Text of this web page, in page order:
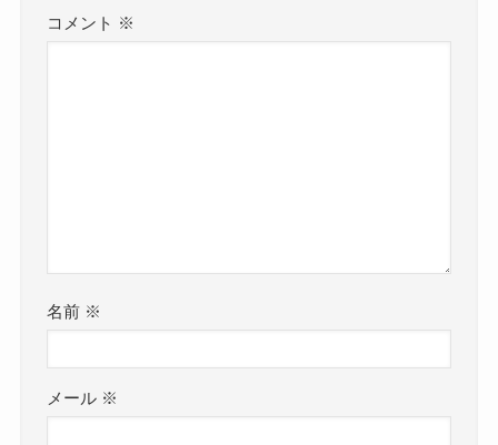
コメント ※
名前 ※
メール ※